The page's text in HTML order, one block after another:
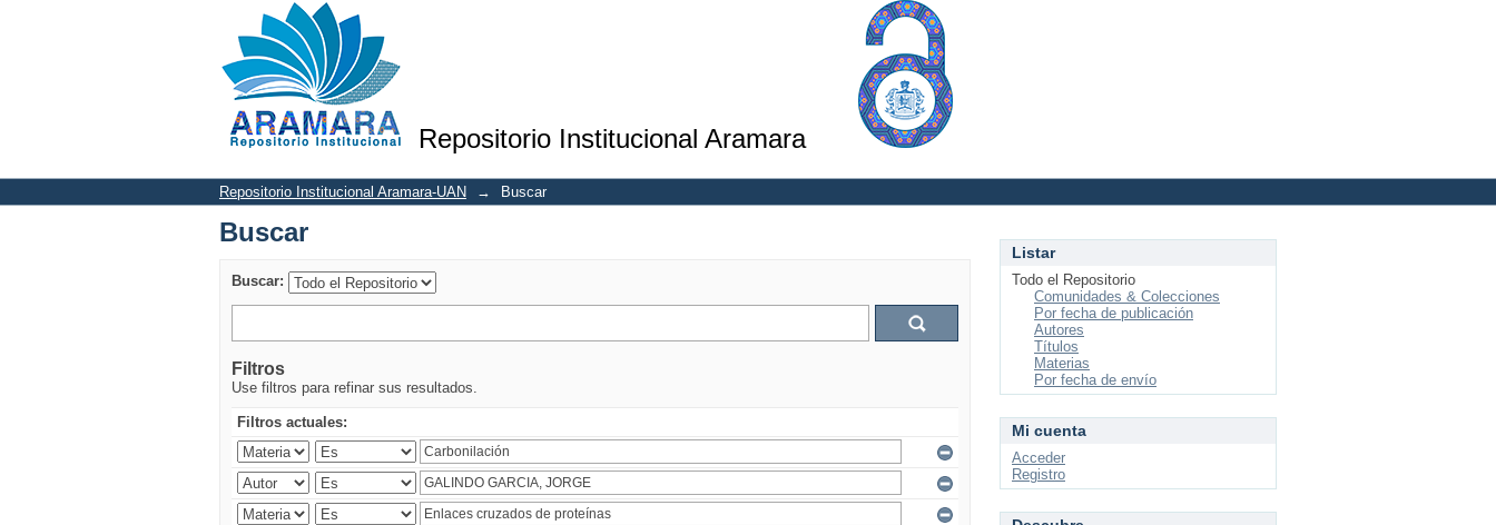
Repositorio Institucional Aramara
Buscar
Repositorio Institucional Aramara-UAN → Buscar
Buscar
Buscar:
Filtros
Use filtros para refinar sus resultados.
Filtros actuales:
Listar
Todo el Repositorio
Comunidades & Colecciones
Por fecha de publicación
Autores
Títulos
Materias
Por fecha de envío
Mi cuenta
Acceder
Registro